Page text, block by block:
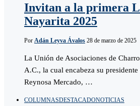
Invitan a la primera
Nayarita 2025
Por Adán Leyva Ávalos 28 de marzo de 2025
La Unión de Asociaciones de
A.C., la cual encabeza su
Reynosa Mercado, …
COLUMNASDESTACADONOTICIAS